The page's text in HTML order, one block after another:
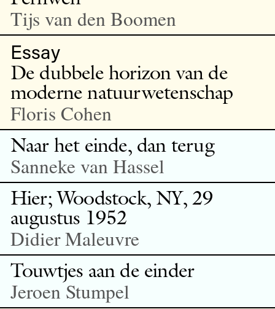
Tijs van den Boomen
Essay
De dubbele horizon van de
moderne natuurwetenschap
Floris Cohen
Naar het einde, dan terug
Sanneke van Hassel
Hier; Woodstock, NY, 29
augustus 1952
Didier Maleuvre
Touwtjes aan de einder
Jeroen Stumpel